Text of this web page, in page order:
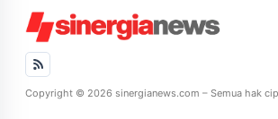
Copyright © 2026 sinergianews.com – Semua hak